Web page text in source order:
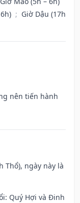
; Giờ Dậu (17h
nên tiến hành
Thổ), ngày này là
Quý Hợi và Đinh